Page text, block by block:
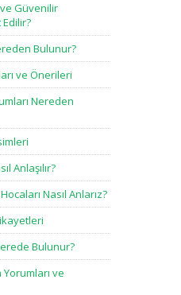
Güvenilir
Edilir?
Bulunur?
ve Önerileri
Nereden
Anlaşılır?
Nasıl Anlarız?
Bulunur?
ve